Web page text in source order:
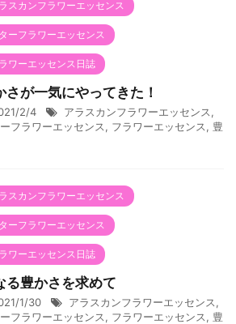
スカンフラワーエッセンス
ーフラワーエッセンス
ワーエッセンス日誌
さが一気にやってきた！
2/4 アラスカンフラワーエッセンス,
フラワーエッセンス, フラワーエッセンス, 豊
スカンフラワーエッセンス
ーフラワーエッセンス
ワーエッセンス日誌
る豊かさを求めて
1/30 アラスカンフラワーエッセンス,
フラワーエッセンス, フラワーエッセンス, 豊